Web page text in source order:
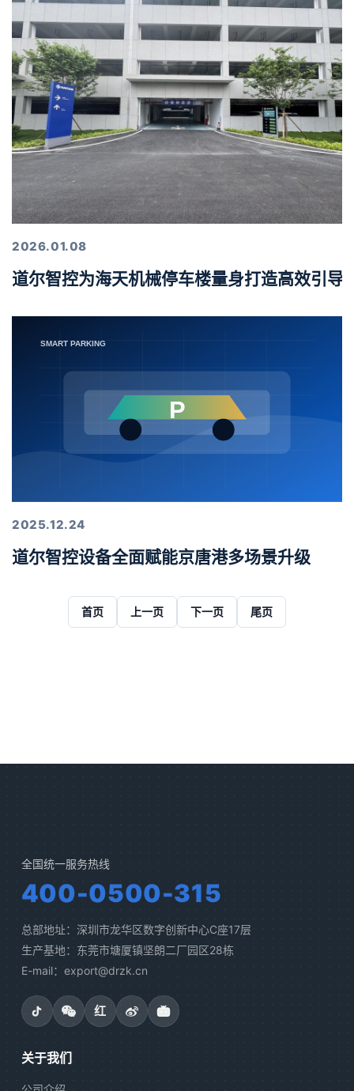
2026.01.08
道尔智控为海天机械停车楼量身打造高效引导
2025.12.24
道尔智控设备全面赋能京唐港多场景升级
首页 上一页 下一页 尾页
全国统一服务热线
400-0500-315
总部地址：深圳市龙华区数字创新中心C座17层
生产基地：东莞市塘厦镇坚朗二厂园区28栋
E-mail：export@drzk.cn
红
关于我们